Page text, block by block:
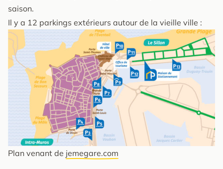
saison.
Il y a 12 parkings extérieurs autour de la vieille ville :
Plan venant de jemegare.com